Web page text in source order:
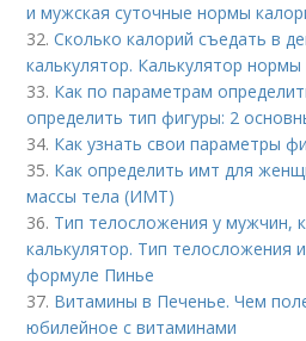
и мужская суточные нормы
32.Сколько калорий съедать в
калькулятор. Калькулятор
33. Как по параметрам
определить тип фигуры: 2
34. Как узнать свои параметры
35. Как определить имт для
массы тела (ИМТ)
36. Тип телосложения у мужчин,
калькулятор. Тип телосложения
формуле Пинье
37. Витамины в Печенье. Чем
юбилейное с витаминами